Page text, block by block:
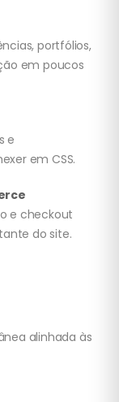
portfólios,
em poucos
e
em CSS.
e checkout
do site.
alinhada às